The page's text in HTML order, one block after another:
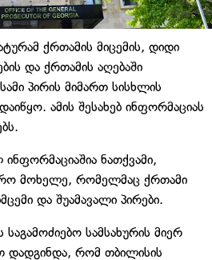
ქრთამის მიცემის, დიდი
და ქრთამის აღებაში
პირის მიმართ სისხლის
ამის შესახებ ინფორმაციას
ნათქვამი,
მოხელე, რომელმაც ქრთამი
და შუამავალი პირები.
სამსახურის მიერ
დადგინდა, რომ თბილისის